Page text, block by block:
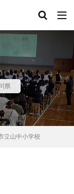
県
立山中小学校
埼玉県
福井県
山口県